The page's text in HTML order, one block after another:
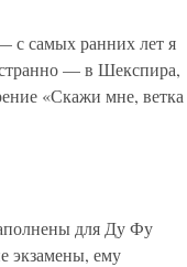
с самых ранних лет я
— в Шекспира,
«Скажи мне, ветка
для Ду Фу
экзамены, ему